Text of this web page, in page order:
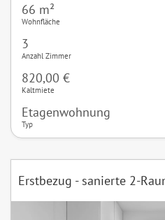
66 m²
Wohnfläche
3
Anzahl Zimmer
820,00 €
Kaltmiete
Etagenwohnung
Typ
Erstbezug - sanierte 2-